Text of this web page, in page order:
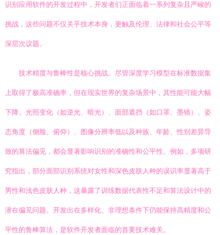
识别应用软件的开发过程中，开发者们正面临着一系列复杂且严峻的
挑战，这些问题不仅关乎技术本身，更触及伦理、法律和社会公平等
深层次议题。
技术精度与鲁棒性是核心挑战。尽管深度学习模型在标准数据集
上取得了极高准确率，但在现实世界的复杂场景中，其性能可能大幅
下降。光照变化（如逆光、暗光）、面部遮挡（如口罩、墨镜）、姿
态角度（侧脸、俯仰）、图像分辨率低以及种族、年龄、性别差异导
致的算法偏见，都会显著影响识别的准确性和公平性。例如，多项研
究指出，部分面部识别系统对女性和深色皮肤人种的误识率显著高于
男性和浅色皮肤人种，这暴露了训练数据代表性不足和算法设计中的
潜在偏见问题。开发出在多样化、非理想条件下仍能保持高精度和公
平性的鲁棒算法，是软件开发者面临的首要技术难关。